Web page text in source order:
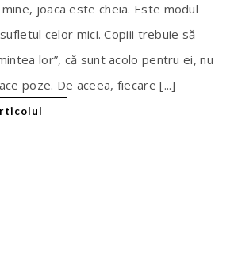
joaca este cheia. Este modul
celor mici. Copiii trebuie să
lor”, că sunt acolo pentru ei, nu
poze. De aceea, fiecare [...]